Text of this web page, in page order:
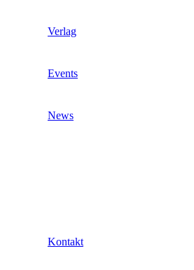
Verlag
Events
News
Kontakt